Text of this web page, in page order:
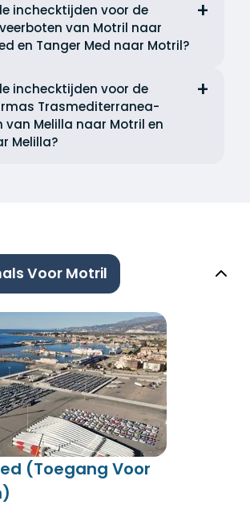
inchecktijden voor de
van Motril naar
en Tanger Med naar Motril?
inchecktijden voor de
Trasmediterranea-
van Melilla naar Motril en
Melilla?
Voor Motril
(Toegang Voor